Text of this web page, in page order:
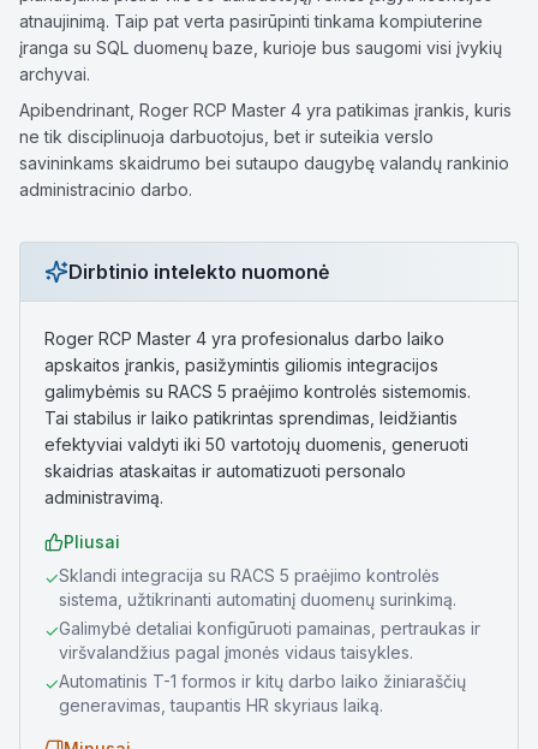
atnaujinimą. Taip pat verta pasirūpinti tinkama kompiuterine
įranga su SQL duomenų baze, kurioje bus saugomi visi įvykių
archyvai.
Apibendrinant, Roger RCP Master 4 yra patikimas įrankis, kuris
ne tik disciplinuoja darbuotojus, bet ir suteikia verslo
savininkams skaidrumo bei sutaupo daugybę valandų rankinio
administracinio darbo.
Dirbtinio intelekto nuomonė
Roger RCP Master 4 yra profesionalus darbo laiko
apskaitos įrankis, pasižymintis giliomis integracijos
galimybėmis su RACS 5 praėjimo kontrolės sistemomis.
Tai stabilus ir laiko patikrintas sprendimas, leidžiantis
efektyviai valdyti iki 50 vartotojų duomenis, generuoti
skaidrias ataskaitas ir automatizuoti personalo
administravimą.
Pliusai
✓Sklandi integracija su RACS 5 praėjimo kontrolės
sistema, užtikrinanti automatinį duomenų surinkimą.
✓Galimybė detaliai konfigūruoti pamainas, pertraukas ir
viršvalandžius pagal įmonės vidaus taisykles.
✓Automatinis T-1 formos ir kitų darbo laiko žiniaraščių
generavimas, taupantis HR skyriaus laiką.